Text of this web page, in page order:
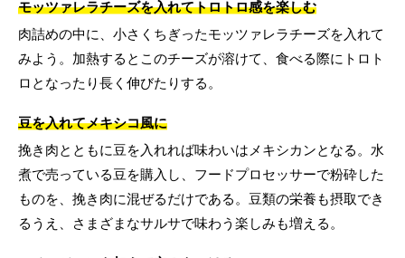
モッツァレラチーズを入れてトロトロ感を楽しむ
肉詰めの中に、小さくちぎったモッツァレラチーズを入れて
みよう。加熱するとこのチーズが溶けて、食べる際にトロト
ロとなったり長く伸びたりする。
豆を入れてメキシコ風に
挽き肉とともに豆を入れれば味わいはメキシカンとなる。水
煮で売っている豆を購入し、フードプロセッサーで粉砕した
ものを、挽き肉に混ぜるだけである。豆類の栄養も摂取でき
るうえ、さまざまなサルサで味わう楽しみも増える。